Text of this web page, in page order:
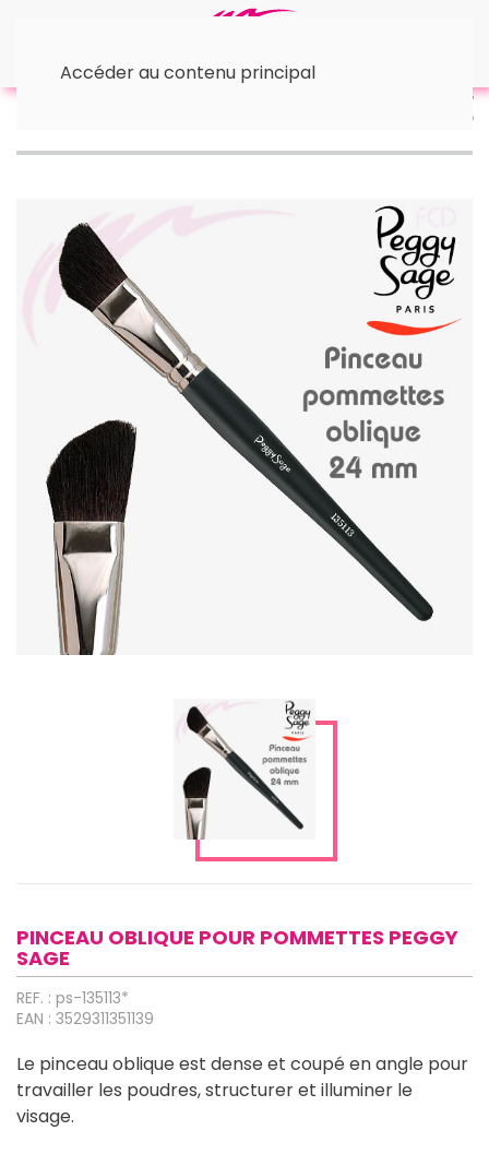
Accéder au contenu principal
PINCEAU OBLIQUE POUR POMMETTES PEGGY
SAGE
REF. : ps-135113*
EAN : 3529311351139
Le pinceau oblique est dense et coupé en angle pour
travailler les poudres, structurer et illuminer le
visage.